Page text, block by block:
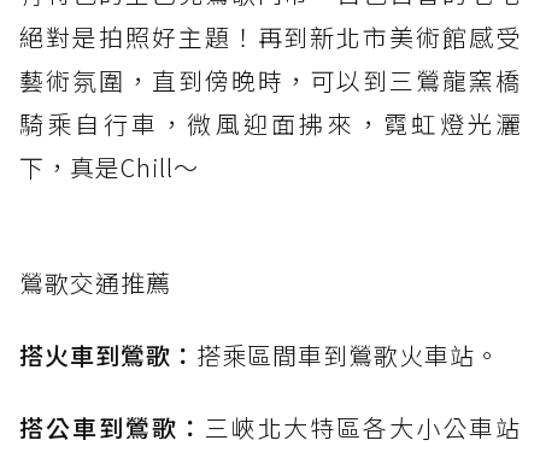
絕對是拍照好主題！再到新北市美術館感受
藝術氛圍，直到傍晚時，可以到三鶯龍窯橋
騎乘自行車，微風迎面拂來，霓虹燈光灑
下，真是Chill～
鶯歌交通推薦
搭火車到鶯歌： 搭乘區間車到鶯歌火車站。
搭公車到鶯歌： 三峽北大特區各大小公車站